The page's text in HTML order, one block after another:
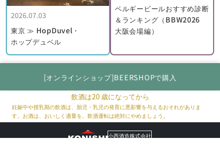
2026.07.03
東京 ≫ HopDuvel・
ホップデュベル
ベルギービールおすすめ診断
＆ランキング（BBW2026
大阪会場編）
[オンラインショップ]BEERSHOPで購入
飲酒は20 歳になってから
妊娠中や授乳期の飲酒は、胎児・乳児の発育に悪影響を与えるおそれがありま
す。お酒は、おいしく適量を。飲酒運転は絶対にやめましょう。
小西酒造株式会社